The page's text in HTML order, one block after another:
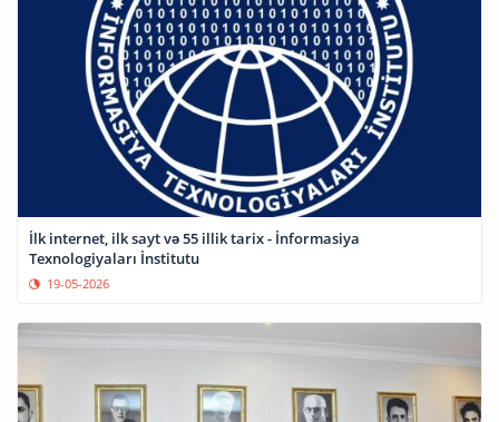
İlk internet, ilk sayt və 55 illik tarix - İnformasiya
Texnologiyaları İnstitutu
19-05-2026